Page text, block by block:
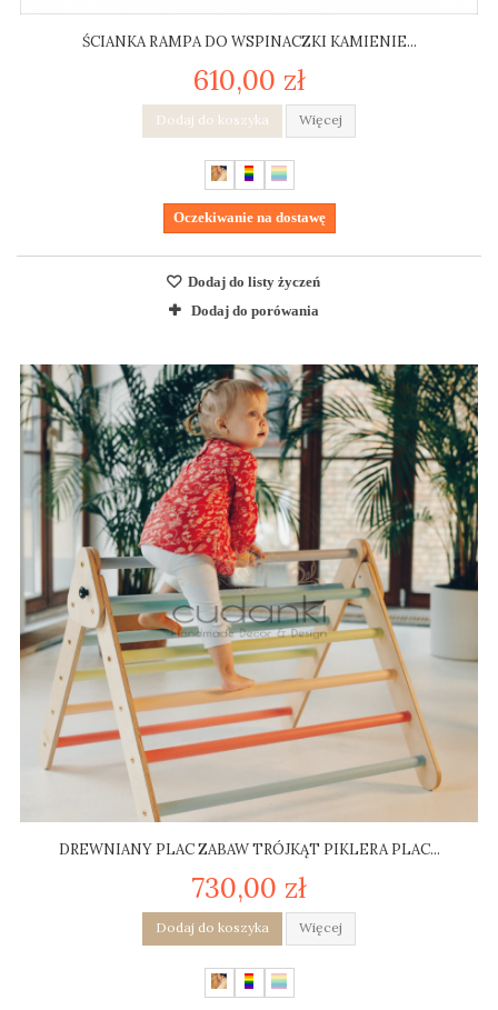
ŚCIANKA RAMPA DO WSPINACZKI KAMIENIE...
610,00 zł
Dodaj do koszyka Więcej
Oczekiwanie na dostawę
Dodaj do listy życzeń
Dodaj do porówania
DREWNIANY PLAC ZABAW TRÓJKĄT PIKLERA PLAC...
730,00 zł
Dodaj do koszyka Więcej